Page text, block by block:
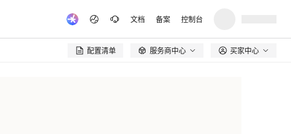
文档 备案 控制台
配置清单  服务商中心 买家中心